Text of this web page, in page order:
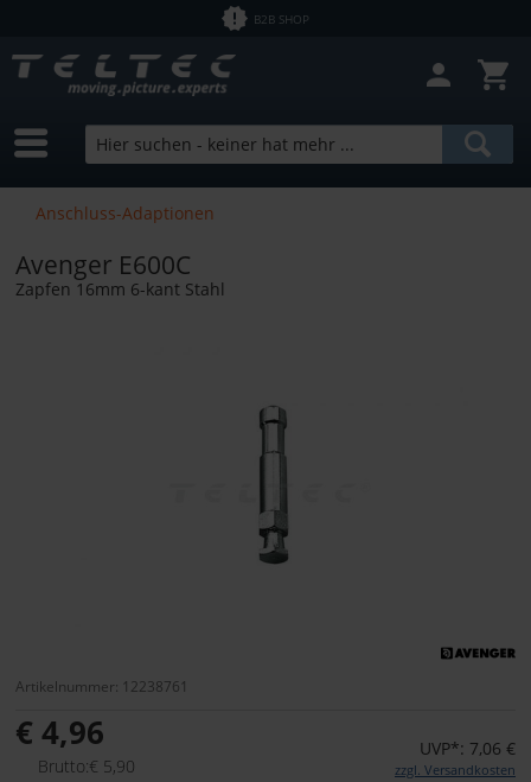
B2B SHOP
Anschluss-Adaptionen
Avenger E600C
Zapfen 16mm 6-kant Stahl
Artikelnummer: 12238761
€ 4,96
Brutto:€ 5,90
UVP*: 7,06 €
zzgl. Versandkosten
Sofort lieferbar
Hersteller
von 2,50 €